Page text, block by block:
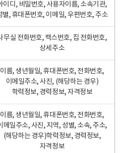
이디, 비밀번호, 사용자이름, 소속기관,
별, 휴대폰번호, 이메일, 우편번호, 주소
무실 전화번호, 팩스번호, 집 전화번호,
상세주소
이름, 생년월일, 휴대폰번호, 전화번호,
이메일주소, 사진, (해당하는 경우)
학력정보, 경력정보, 자격정보
이름, 생년월일, 휴대폰번호, 전화번호,
메일주소, 사진, 지역, 성별, 소속, 주소,
(해당하는 경우)학력정보, 경력정보,
자격정보